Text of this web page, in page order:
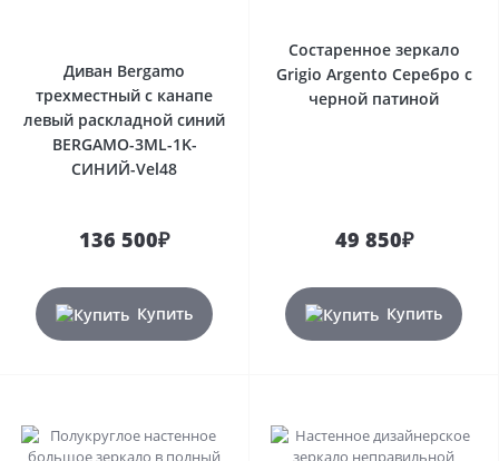
Диван Bergamo
трехместный с канапе
левый раскладной синий
BERGAMO-3ML-1K-
СИНИЙ-Vel48
136 500₽
Купить
Состаренное зеркало
Grigio Argento Серебро с
черной патиной
49 850₽
Купить